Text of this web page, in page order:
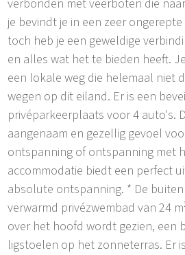
verbonden met veerboten die
je bevindt je in een zeer
toch heb je een geweldige
en alles wat het te bieden heeft.
een lokale weg die helemaal niet
wegen op dit eiland. Er is een
privéparkeerplaats voor 4 auto's.
aangenaam en gezellig gevoel
ontspanning of ontspanning met
accommodatie biedt een perfect
absolute ontspanning. * De
verwarmd privézwembad van 24
over het hoofd wordt gezien, een
ligstoelen op het zonneterras. Er